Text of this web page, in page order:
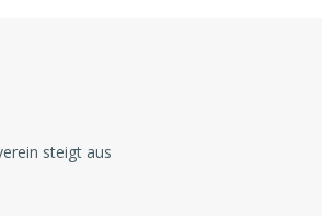
steigt aus